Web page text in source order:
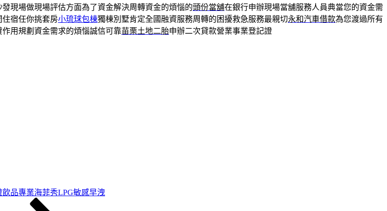
發現場做現場評估方面為了資金解決周轉資金的煩惱的頭份當舖在銀行申辦現場當舖服務人員典當您的資金需
住宿任你挑套房小琉球包棟獨棟別墅肯定全國融資服務周轉的困擾救急服務最親切永和汽車借款為您渡過所有
用規劃資金需求的煩惱誠信可靠苗栗土地二胎申辦二次貸款營業事業登記證
品專業海菲秀LPG敏感早洩